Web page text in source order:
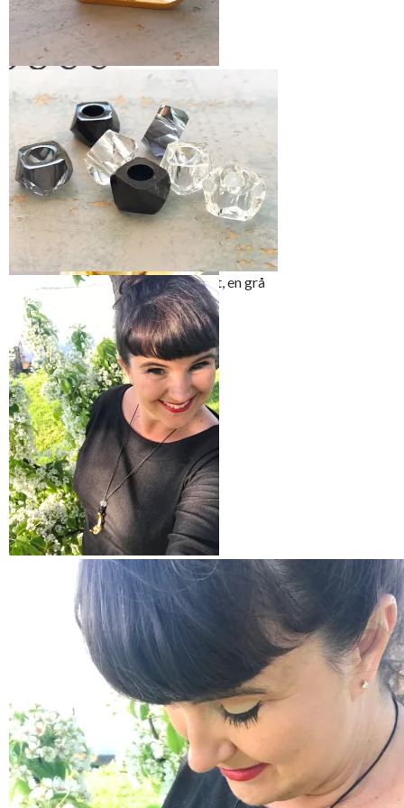
reiser
Snoren er en sort
bomullsnor som
ikke er altfor
tykk. Perlene er i
akryl og har en
stor åpning – de
har en diameter på
Tre snoren gjennom hullet i foten
Knyt snoren to ganger
Velg perler – jeg valgte å ha en sort, en grå
og en gjennomsiktig
Bling – så gøy å ha et
egendesignet smykke
Snoren er er behagelig å ha på –
velg enten lærrem eller en vokset
bomullssnor for beste komfort